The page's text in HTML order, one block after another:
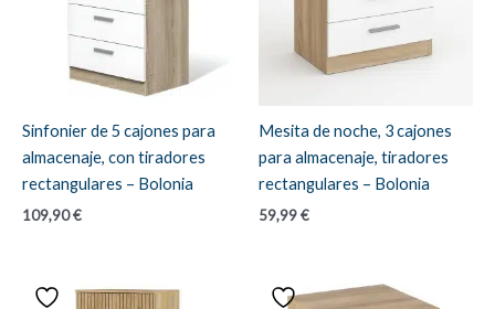
Sinfonier de 5 cajones para
almacenaje, con tiradores
rectangulares – Bolonia
109,90€
Mesita de noche, 3 cajones
para almacenaje, tiradores
rectangulares – Bolonia
59,99€